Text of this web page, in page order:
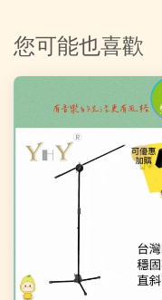
您可能也喜歡